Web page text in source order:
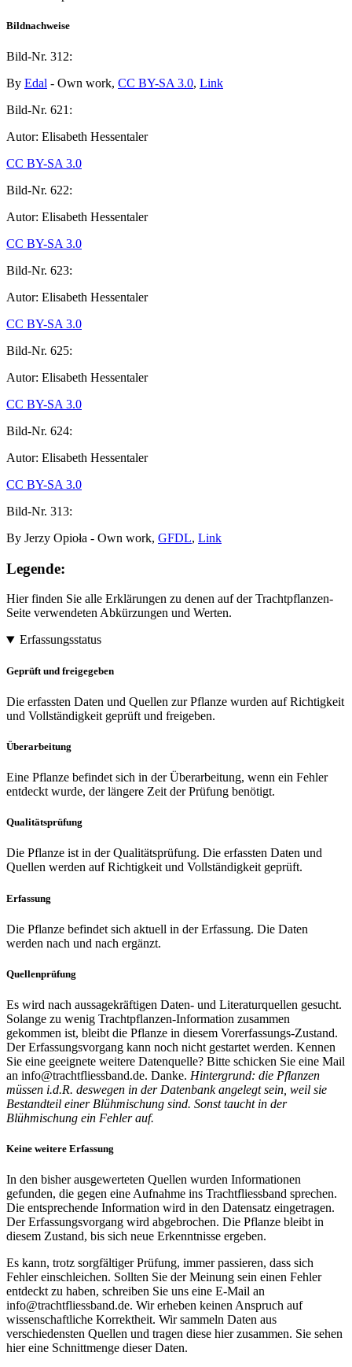
Bildnachweise
Bild-Nr. 312:
By Edal - Own work, CC BY-SA 3.0, Link
Bild-Nr. 621:
Autor: Elisabeth Hessentaler
CC BY-SA 3.0
Bild-Nr. 622:
Autor: Elisabeth Hessentaler
CC BY-SA 3.0
Bild-Nr. 623:
Autor: Elisabeth Hessentaler
CC BY-SA 3.0
Bild-Nr. 625:
Autor: Elisabeth Hessentaler
CC BY-SA 3.0
Bild-Nr. 624:
Autor: Elisabeth Hessentaler
CC BY-SA 3.0
Bild-Nr. 313:
By Jerzy Opioła - Own work, GFDL, Link
Legende:
Hier finden Sie alle Erklärungen zu denen auf der Trachtpflanzen-
Seite verwendeten Abkürzungen und Werten.
Erfassungsstatus
Geprüft und freigegeben
Die erfassten Daten und Quellen zur Pflanze wurden auf Richtigkeit
und Vollständigkeit geprüft und freigeben.
Überarbeitung
Eine Pflanze befindet sich in der Überarbeitung, wenn ein Fehler
entdeckt wurde, der längere Zeit der Prüfung benötigt.
Qualitätsprüfung
Die Pflanze ist in der Qualitätsprüfung. Die erfassten Daten und
Quellen werden auf Richtigkeit und Vollständigkeit geprüft.
Erfassung
Die Pflanze befindet sich aktuell in der Erfassung. Die Daten
werden nach und nach ergänzt.
Quellenprüfung
Es wird nach aussagekräftigen Daten- und Literaturquellen gesucht.
Solange zu wenig Trachtpflanzen-Information zusammen
gekommen ist, bleibt die Pflanze in diesem Vorerfassungs-Zustand.
Der Erfassungsvorgang kann noch nicht gestartet werden. Kennen
Sie eine geeignete weitere Datenquelle? Bitte schicken Sie eine Mail
an info@trachtfliessband.de. Danke. Hintergrund: die Pflanzen
müssen i.d.R. deswegen in der Datenbank angelegt sein, weil sie
Bestandteil einer Blühmischung sind. Sonst taucht in der
Blühmischung ein Fehler auf.
Keine weitere Erfassung
In den bisher ausgewerteten Quellen wurden Informationen
gefunden, die gegen eine Aufnahme ins Trachtfliessband sprechen.
Die entsprechende Information wird in den Datensatz eingetragen.
Der Erfassungsvorgang wird abgebrochen. Die Pflanze bleibt in
diesem Zustand, bis sich neue Erkenntnisse ergeben.
Es kann, trotz sorgfältiger Prüfung, immer passieren, dass sich
Fehler einschleichen. Sollten Sie der Meinung sein einen Fehler
entdeckt zu haben, schreiben Sie uns eine E-Mail an
info@trachtfliessband.de. Wir erheben keinen Anspruch auf
wissenschaftliche Korrektheit. Wir sammeln Daten aus
verschiedensten Quellen und tragen diese hier zusammen. Sie sehen
hier eine Schnittmenge dieser Daten.